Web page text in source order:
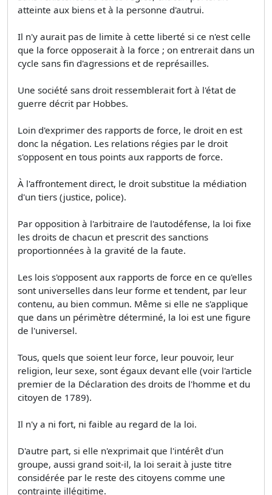
atteinte aux biens et à la personne d'autrui.
Il n'y aurait pas de limite à cette liberté si ce n'est celle
que la force opposerait à la force ; on entrerait dans un
cycle sans fin d'agressions et de représailles.
Une société sans droit ressemblerait fort à l'état de
guerre décrit par Hobbes.
Loin d'exprimer des rapports de force, le droit en est
donc la négation. Les relations régies par le droit
s'opposent en tous points aux rapports de force.
À l'affrontement direct, le droit substitue la médiation
d'un tiers (justice, police).
Par opposition à l'arbitraire de l'autodéfense, la loi fixe
les droits de chacun et prescrit des sanctions
proportionnées à la gravité de la faute.
Les lois s'opposent aux rapports de force en ce qu'elles
sont universelles dans leur forme et tendent, par leur
contenu, au bien commun. Même si elle ne s'applique
que dans un périmètre déterminé, la loi est une figure
de l'universel.
Tous, quels que soient leur force, leur pouvoir, leur
religion, leur sexe, sont égaux devant elle (voir l'article
premier de la Déclaration des droits de l'homme et du
citoyen de 1789).
Il n'y a ni fort, ni faible au regard de la loi.
D'autre part, si elle n'exprimait que l'intérêt d'un
groupe, aussi grand soit-il, la loi serait à juste titre
considérée par le reste des citoyens comme une
contrainte illégitime.